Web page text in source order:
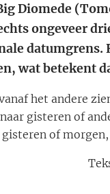
Diomede
ongeveer
datumgrens.
wat betekent
het andere
gisteren of
gisteren of